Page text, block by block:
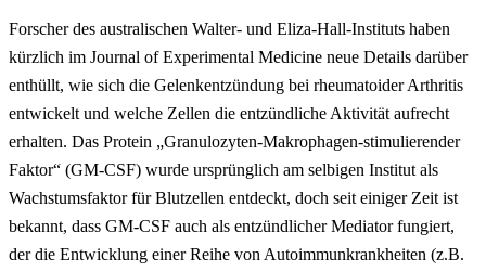
Forscher des australischen Walter- und Eliza-Hall-Instituts haben
kürzlich im Journal of Experimental Medicine neue Details darüber
enthüllt, wie sich die Gelenkentzündung bei rheumatoider Arthritis
entwickelt und welche Zellen die entzündliche Aktivität aufrecht
erhalten. Das Protein „Granulozyten-Makrophagen-stimulierender
Faktor“ (GM-CSF) wurde ursprünglich am selbigen Institut als
Wachstumsfaktor für Blutzellen entdeckt, doch seit einiger Zeit ist
bekannt, dass GM-CSF auch als entzündlicher Mediator fungiert,
der die Entwicklung einer Reihe von Autoimmunkrankheiten (z.B.